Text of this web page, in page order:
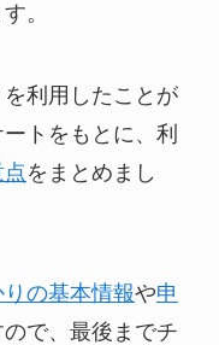
。
利用したことが
トをもとに、利
をまとめまし
の基本情報や申
で、最後までチ